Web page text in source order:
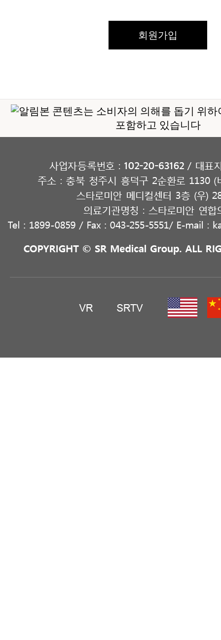
본 콘텐츠는 소비자의 의해를 돕기 위
포함하고 있습니다